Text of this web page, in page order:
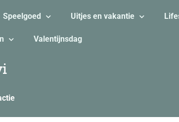
Speelgoed Uitjes en vakantie
Valentijnsdag